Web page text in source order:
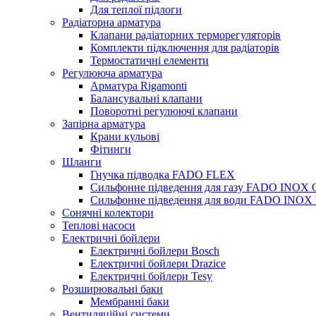
Для теплої підлоги
Радіаторна арматура
Клапани радіаторних терморегуляторів
Комплекти підключення для радіаторів
Термостатичні елементи
Регулююча арматура
Арматура Rigamonti
Балансувальні клапани
Поворотні регулюючі клапани
Запірна арматура
Крани кульові
Фітинги
Шланги
Гнучка підводка FADO FLEX
Сильфонне підведення для газу FADO INOX
Сильфонне підведення для води FADO INOX
Сонячні колектори
Теплові насоси
Електричні бойлери
Електричні бойлери Bosch
Електричні бойлери Drazice
Електричні бойлери Tesy
Розширювальні баки
Мембранні баки